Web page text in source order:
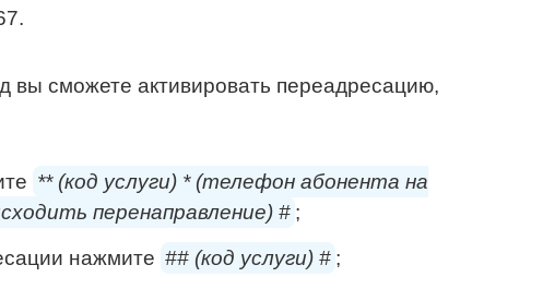
сможете активировать переадресацию,
** (код услуги) * (телефон абонента на
перенаправление) # ;
нажмите ## (код услуги) # ;